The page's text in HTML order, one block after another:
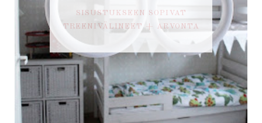
SISUSTUKSEEN SOPIVAT
TREENIVÄLINEET + ARVONTA